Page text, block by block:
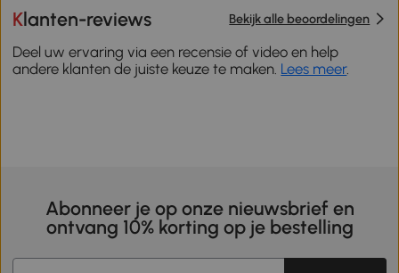
Klanten-reviews Bekijk alle beoordelingen
Deel uw ervaring via een recensie of video en help
andere klanten de juiste keuze te maken. Lees meer.
Abonneer je op onze nieuwsbrief en
ontvang 10% korting op je bestelling